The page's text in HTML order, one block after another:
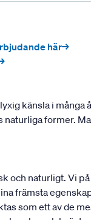
här→
känsla i
former.
och naturligt. Vi
främsta
som ett av de